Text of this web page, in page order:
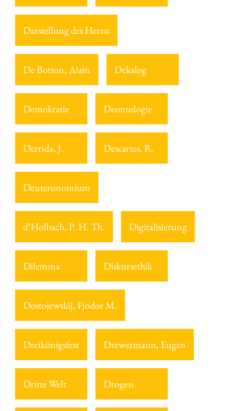
Darstellung des Herrn
De Botton, Alain Dekalog
Demokratie Deontologie
Derrida, J. Descartes, R.
Deuteronomium
d’Holbach, P. H. Th. Digitalisierung
Dilemma Diskursethik
Dostojewskij, Fjodor M.
Dreikönigsfest Drewermann, Eugen
Dritte Welt Drogen